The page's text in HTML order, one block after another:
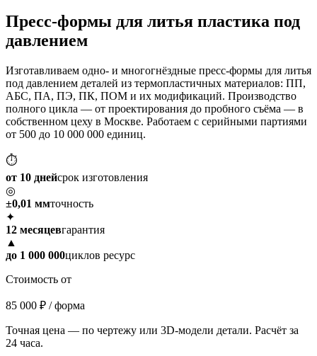
Пресс-формы для литья пластика под
давлением
Изготавливаем одно- и многогнёздные пресс-формы для литья
под давлением деталей из термопластичных материалов: ПП,
АБС, ПА, ПЭ, ПК, ПОМ и их модификаций. Производство
полного цикла — от проектирования до пробного съёма — в
собственном цеху в Москве. Работаем с серийными партиями
от 500 до 10 000 000 единиц.
⏱
от 10 днейсрок изготовления
◎
±0,01 ммточность
✦
12 месяцевгарантия
▲
до 1 000 000циклов ресурс
Стоимость от
85 000 ₽ / форма
Точная цена — по чертежу или 3D-модели детали. Расчёт за
24 часа.